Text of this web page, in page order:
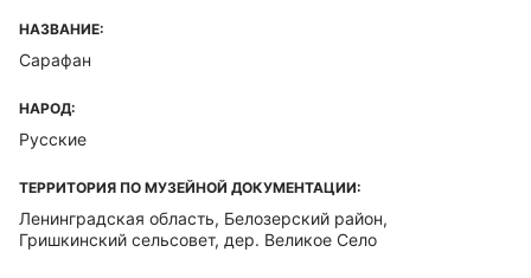
НАЗВАНИЕ:
Сарафан
НАРОД:
Русские
ТЕРРИТОРИЯ ПО МУЗЕЙНОЙ ДОКУМЕНТАЦИИ:
Ленинградская область, Белозерский район,
Гришкинский сельсовет, дер. Великое Село